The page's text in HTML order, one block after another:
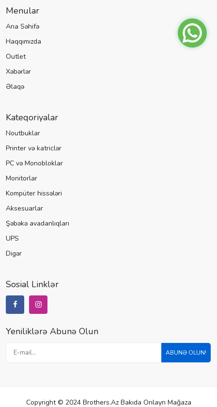
Menular
Ana Səhifə
Haqqımızda
Outlet
Xəbərlər
Əlaqə
Kateqoriyalar
Noutbuklar
Printer və katriclər
PC və Monobloklar
Monitorlar
Kompüter hissələri
Aksesuarlar
Şəbəkə avadanlıqları
UPS
Digər
Sosial Linklər
Yeniliklərə Abunə Olun
ABUNƏ OLUN!
Copyright © 2024 Brothers.az Bakıda Onlayn Mağaza